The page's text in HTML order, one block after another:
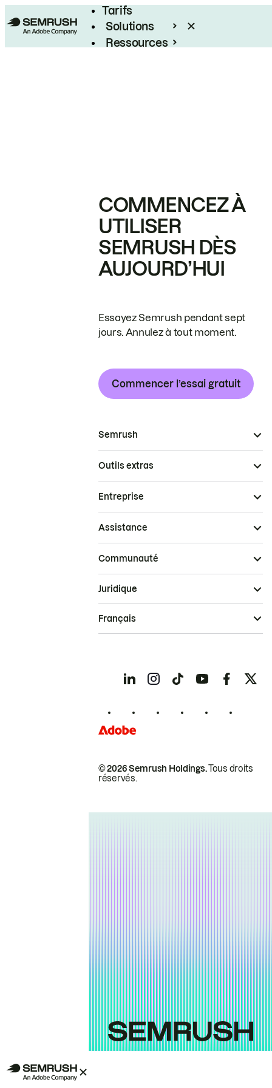
Tarifs
Solutions
Ressources
COMMENCEZ À
UTILISER
SEMRUSH DÈS
AUJOURD’HUI
Essayez Semrush pendant sept
jours. Annulez à tout moment.
Commencer l’essai gratuit
Semrush
Outils extras
Entreprise
Assistance
Communauté
© 2026 Semrush Holdings.Tous droits
réservés.
Juridique
Français